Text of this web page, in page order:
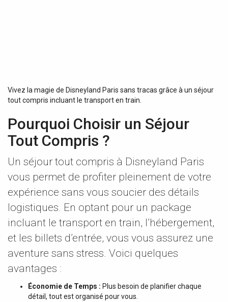
Vivez la magie de Disneyland Paris sans tracas grâce à un séjour
tout compris incluant le transport en train.
Pourquoi Choisir un Séjour
Tout Compris ?
Un séjour tout compris à Disneyland Paris
vous permet de profiter pleinement de votre
expérience sans vous soucier des détails
logistiques. En optant pour un package
incluant le transport en train, l’hébergement,
et les billets d’entrée, vous vous assurez une
aventure sans stress. Voici quelques
avantages :
Économie de Temps : Plus besoin de planifier chaque
détail, tout est organisé pour vous.